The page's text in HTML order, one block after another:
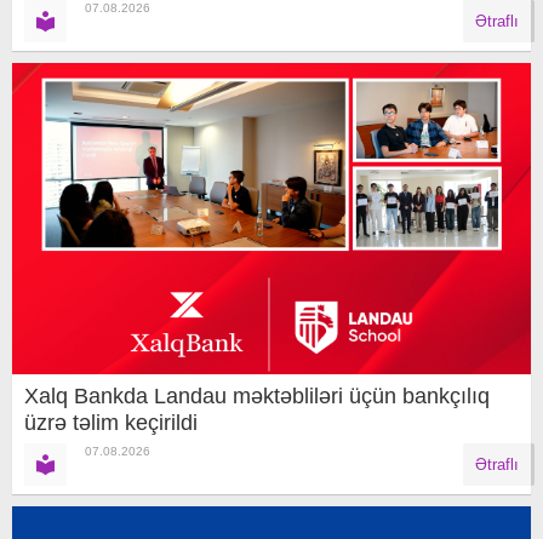
07.08.2026
Ətraflı
Xalq Bankda Landau məktəbliləri üçün bankçılıq
üzrə təlim keçirildi
07.08.2026
Ətraflı